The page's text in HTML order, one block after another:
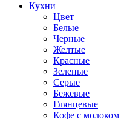
Кухни
Цвет
Белые
Черные
Желтые
Красные
Зеленые
Серые
Бежевые
Глянцевые
Кофе с молоком